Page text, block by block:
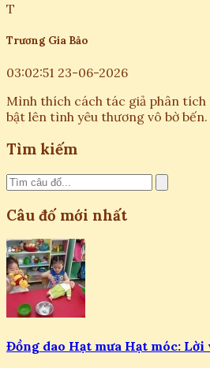
T
Trương Gia Bảo
03:02:51 23-06-2026
Mình thích cách tác giả phân
bật lên tình yêu thương vô bờ bến.
Tìm kiếm
Câu đố mới nhất
Đồng dao Hạt mưa Hạt móc: Lời